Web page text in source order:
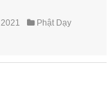
Phật Dạy